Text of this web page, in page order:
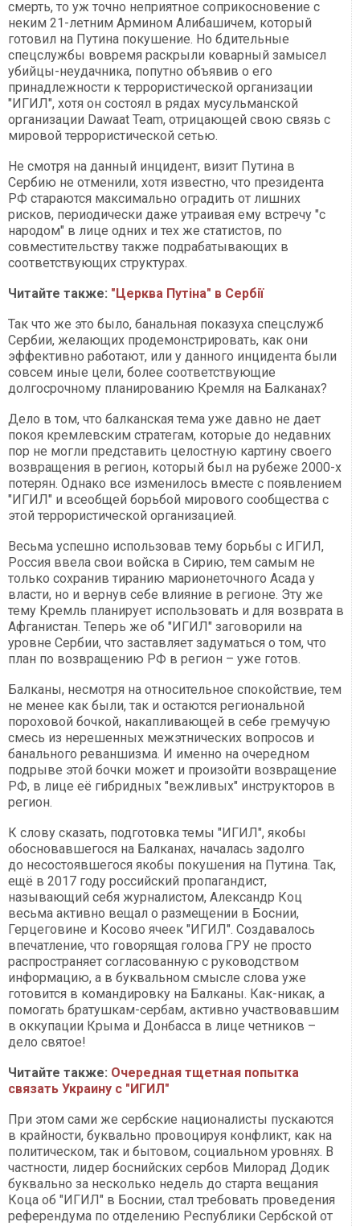
смерть, то уж точно неприятное соприкосновение с
неким 21-летним Армином Алибашичем, который
готовил на Путина покушение. Но бдительные
спецслужбы вовремя раскрыли коварный замысел
убийцы-неудачника, попутно объявив о его
принадлежности к террористической организации
"ИГИЛ", хотя он состоял в рядах мусульманской
организации Dawaat Team, отрицающей свою связь с
мировой террористической сетью.
Не смотря на данный инцидент, визит Путина в
Сербию не отменили, хотя известно, что президента
РФ стараются максимально оградить от лишних
рисков, периодически даже утраивая ему встречу "с
народом" в лице одних и тех же статистов, по
совместительству также подрабатывающих в
соответствующих структурах.
Читайте также: "Церква Путіна" в Сербії
Так что же это было, банальная показуха спецслужб
Сербии, желающих продемонстрировать, как они
эффективно работают, или у данного инцидента были
совсем иные цели, более соответствующие
долгосрочному планированию Кремля на Балканах?
Дело в том, что балканская тема уже давно не дает
покоя кремлевским стратегам, которые до недавних
пор не могли представить целостную картину своего
возвращения в регион, который был на рубеже 2000-х
потерян. Однако все изменилось вместе с появлением
"ИГИЛ" и всеобщей борьбой мирового сообщества с
этой террористической организацией.
Весьма успешно использовав тему борьбы с ИГИЛ,
Россия ввела свои войска в Сирию, тем самым не
только сохранив тиранию марионеточного Асада у
власти, но и вернув себе влияние в регионе. Эту же
тему Кремль планирует использовать и для возврата в
Афганистан. Теперь же об "ИГИЛ" заговорили на
уровне Сербии, что заставляет задуматься о том, что
план по возвращению РФ в регион – уже готов.
Балканы, несмотря на относительное спокойствие, тем
не менее как были, так и остаются региональной
пороховой бочкой, накапливающей в себе гремучую
смесь из нерешенных межэтнических вопросов и
банального реваншизма. И именно на очередном
подрыве этой бочки может и произойти возвращение
РФ, в лице её гибридных "вежливых" инструкторов в
регион.
К слову сказать, подготовка темы "ИГИЛ", якобы
обосновавшегося на Балканах, началась задолго
до несостоявшегося якобы покушения на Путина. Так,
ещё в 2017 году российский пропагандист,
называющий себя журналистом, Александр Коц
весьма активно вещал о размещении в Боснии,
Герцеговине и Косово ячеек "ИГИЛ". Создавалось
впечатление, что говорящая голова ГРУ не просто
распространяет согласованную с руководством
информацию, а в буквальном смысле слова уже
готовится в командировку на Балканы. Как-никак, а
помогать братушкам-сербам, активно участвовавшим
в оккупации Крыма и Донбасса в лице четников –
дело святое!
Читайте также: Очередная тщетная попытка
связать Украину с "ИГИЛ"
При этом сами же сербские националисты пускаются
в крайности, буквально провоцируя конфликт, как на
политическом, так и бытовом, социальном уровнях. В
частности, лидер боснийских сербов Милорад Додик
буквально за несколько недель до старта вещания
Коца об "ИГИЛ" в Боснии, стал требовать проведения
референдума по отделению Республики Сербской от